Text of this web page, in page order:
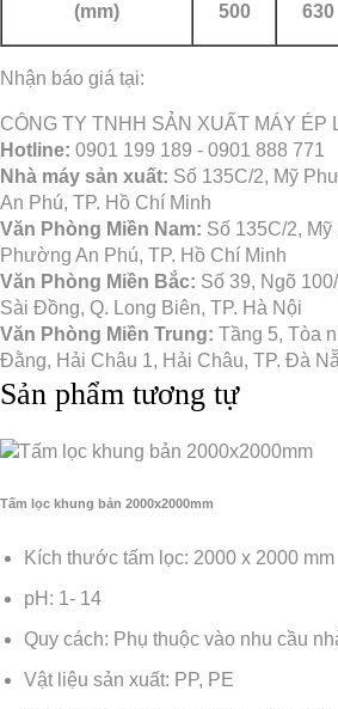
(mm) 500 630
Nhận báo giá tại:
CÔNG TY TNHH SẢN XUẤT MÁY ÉP
Hotline: 0901 199 189 - 0901 888 771
Nhà máy sản xuất: Số 135C/2, Mỹ
An Phú, TP. Hồ Chí Minh
Văn Phòng Miền Nam: Số 135C/2,
Phường An Phú, TP. Hồ Chí Minh
Văn Phòng Miền Bắc: Số 39, Ngõ
Sài Đồng, Q. Long Biên, TP. Hà Nội
Văn Phòng Miền Trung: Tầng 5, Tòa
Đằng, Hải Châu 1, Hải Châu, TP. Đà
Sản phẩm tương tự
Tấm lọc khung bản 2000x2000mm
Kích thước tấm lọc: 2000 x 2000 mm
pH: 1- 14
Quy cách: Phụ thuộc vào nhu cầu
Vật liệu sản xuất: PP, PE